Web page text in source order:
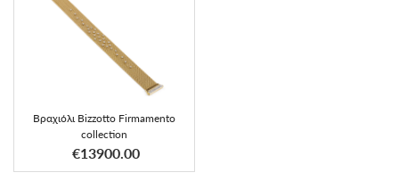
Βραχιόλι Bizzotto Firmamento
collection
€13900.00